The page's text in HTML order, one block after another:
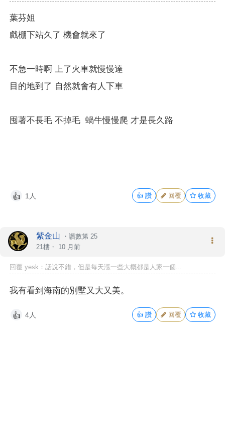
葉芬姐
戲棚下站久了 機會就來了
不急一時啊 上了火車就慢慢達
目的地到了 自然就會有人下車
囤著不長毛 不掉毛 蝸牛慢慢爬 才是長久路
👍 1人 👍 讚 回覆 收藏
紫金山 ・ 讚數第 25
21樓・ 10 月前
回覆 yesk：話說不錯，但是每天漲一些大概都是人家一個...
我有看到海南的別墅又大又美。
👍 4人 👍 讚 回覆 收藏